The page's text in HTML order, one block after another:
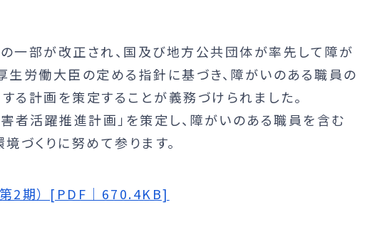
一部が改正され、国及び地方公共団体が率先して障が
生労働大臣の定める指針に基づき、障がいのある職員の
る計画を策定することが義務づけられました。
者活躍推進計画」を策定し、障がいのある職員を含む
づくりに努めて参ります。
2期） [PDF｜670.4KB]